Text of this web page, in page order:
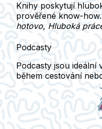
Knihy poskytují
prověřené know-
hotovo, Hluboká
Podcasty
Podcasty jsou
během cestování